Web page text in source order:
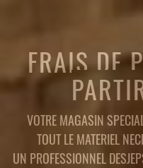
FRAIS DE
VOTRE MAGASIN
TOUT LE MATERIEL
UN PROFESSIONNEL